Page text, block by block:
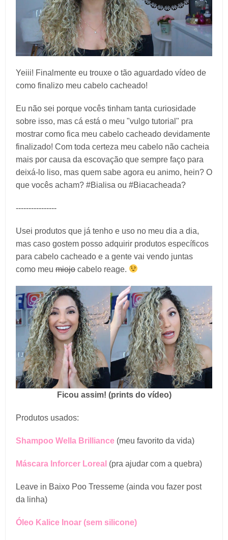
Yeiii! Finalmente eu trouxe o tão aguardado vídeo de
como finalizo meu cabelo cacheado!
Eu não sei porque vocês tinham tanta curiosidade
sobre isso, mas cá está o meu "vulgo tutorial" pra
mostrar como fica meu cabelo cacheado devidamente
finalizado! Com toda certeza meu cabelo não cacheia
mais por causa da escovação que sempre faço para
deixá-lo liso, mas quem sabe agora eu animo, hein? O
que vocês acham? #Bialisa ou #Biacacheada?
----------------
Usei produtos que já tenho e uso no meu dia a dia,
mas caso gostem posso adquirir produtos específicos
para cabelo cacheado e a gente vai vendo juntas
como meu miojo cabelo reage.
Ficou assim! (prints do vídeo)
Produtos usados:
Shampoo Wella Brilliance (meu favorito da vida)
Máscara Inforcer Loreal (pra ajudar com a quebra)
Leave in Baixo Poo Tresseme (ainda vou fazer post
da linha)
Óleo Kalice Inoar (sem silicone)